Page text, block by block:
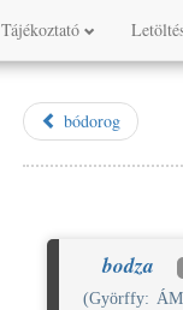
Tájékoztató
bódorog
bodza
(Györffy: